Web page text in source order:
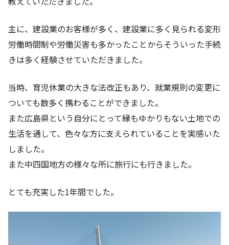
主に、建設業のお客様が多く、建設業に多く見られる変形
労働時間制や労働災害も多かったことからそういった手続
きは多く経験させていただきました。
当時、育児休業の大きな法改正もあり、就業規則の変更に
ついても数多く携わることができました。
また広島県という自分にとって縁もゆかりもない土地での
生活を通して、色々な方に支えられていることを実感いた
しました。
また中四国地方の様々な所に旅行にも行きました。
とても充実した1年間でした。